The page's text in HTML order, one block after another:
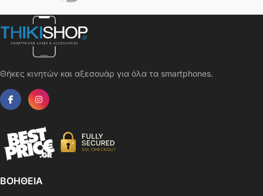
Θήκες κινητών και αξεσουάρ για όλα τα smartphones.
ΒΟΗΘΕΙΑ